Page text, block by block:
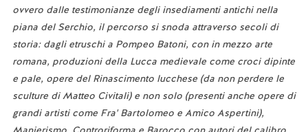
ovvero dalle testimonianze degli insediamenti antichi nella
piana del Serchio, il percorso si snoda attraverso secoli di
storia: dagli etruschi a Pompeo Batoni, con in mezzo arte
romana, produzioni della Lucca medievale come croci dipinte
e pale, opere del Rinascimento lucchese (da non perdere le
sculture di Matteo Civitali) e non solo (presenti anche opere di
grandi artisti come Fra' Bartolomeo e Amico Aspertini),